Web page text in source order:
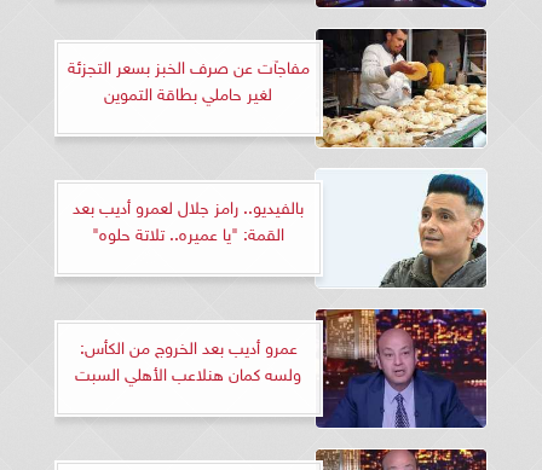
مفاجآت عن صرف الخبز بسعر التجزئة
لغير حاملي بطاقة التموين
بالفيديو.. رامز جلال لعمرو أديب بعد
القمة: "يا عميره.. تلاتة حلوه"
عمرو أديب بعد الخروج من الكأس:
ولسه كمان هنلاعب الأهلي السبت